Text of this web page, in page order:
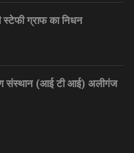
स्टेफी ग्राफ का निधन
संस्थान (आई टी आई) अलीगंज